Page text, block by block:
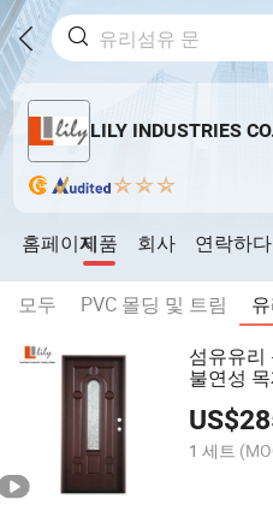
LILY INDUSTRIES
홈페이지제품 회사 연락하다
모두 PVC 몰딩 및 트림
섬유유리
불연성
US$
1 세트